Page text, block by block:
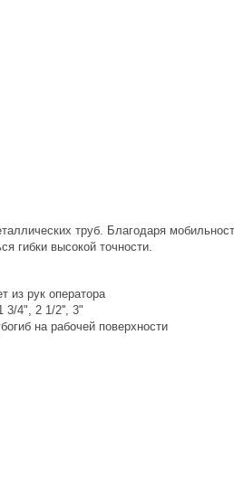
труб. Благодаря
гибки высокой точности.
из рук оператора
3/4", 2 1/2'', 3"
на рабочей поверхности